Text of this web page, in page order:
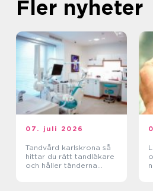
Fler nyheter
07. juli 2026
Tandvård karlskrona så
hittar du rätt tandläkare
och håller tänderna